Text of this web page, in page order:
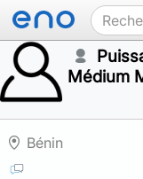
Médium
Bénin